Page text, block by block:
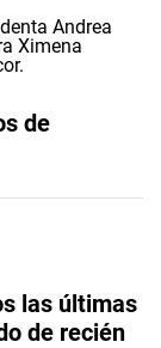
de
las últimas
de recién